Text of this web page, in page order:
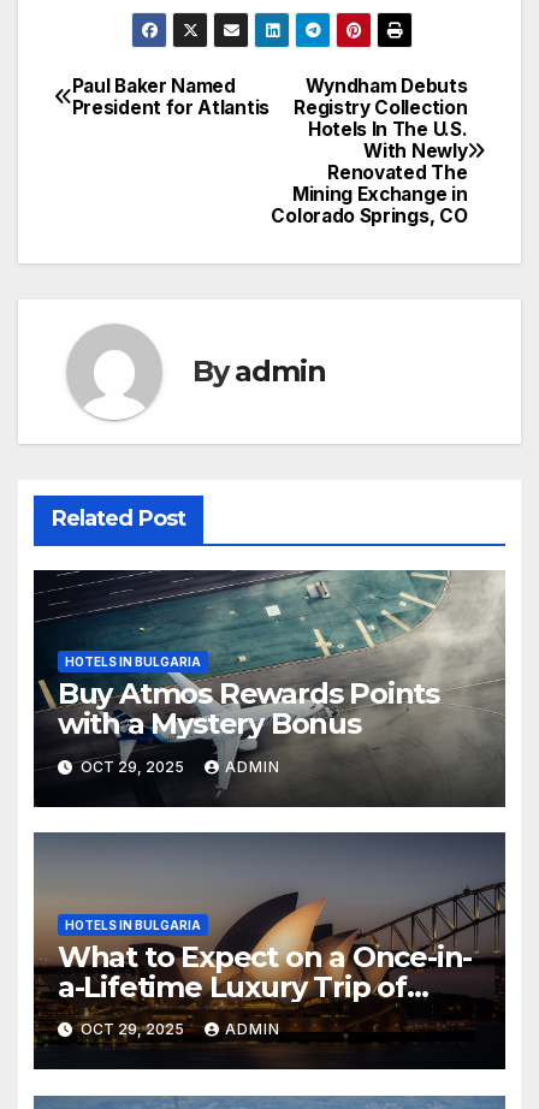
Post
Wyndham Debuts
Registry Collection
Hotels In The U.S.
With Newly
Renovated The
Mining Exchange in
Colorado Springs, CO
Paul Baker Named
President for Atlantis
Byadmin
Related Post
HOTELS IN BULGARIA
Buy Atmos Rewards Points
with a Mystery Bonus
OCT 29, 2025 ADMIN
HOTELS IN BULGARIA
What to Expect on a Once-in-
a-Lifetime Luxury Trip of
Australia
OCT 29, 2025 ADMIN